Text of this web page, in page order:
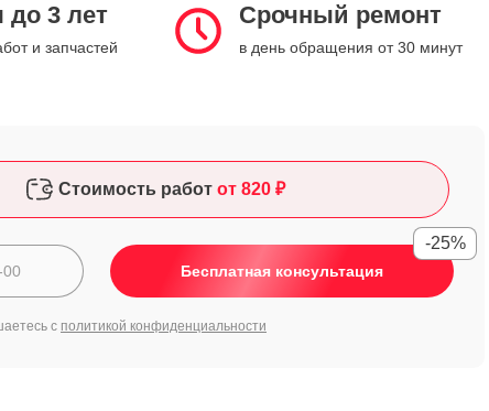
до 3 лет
и запчастей
Срочный ремонт
в день обращения от 30 минут
Стоимость работ от 820 ₽
Бесплатная консультация
-25%
с политикой конфиденциальности